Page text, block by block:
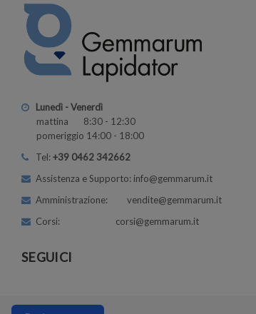
Lunedì - Venerdì
mattina 8:30 - 12:30
pomeriggio 14:00 - 18:00
Tel:+39 0462 342662
Assistenza e Supporto: info@gemmarum.it
Amministrazione: vendite@gemmarum.it
Corsi: corsi@gemmarum.it
SEGUICI